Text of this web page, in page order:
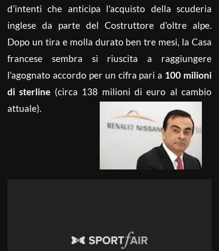
d’intenti che anticipa l’acquisto della scuderia
inglese da parte del Costruttore d’oltre alpe.
Dopo un tira e molla durato ben tre mesi, la Casa
francese sembra si riuscita a raggiungere
l’agognato accordo per un cifra pari a 100 milioni
di sterline (circa 138 milioni di euro al cambio
attuale).